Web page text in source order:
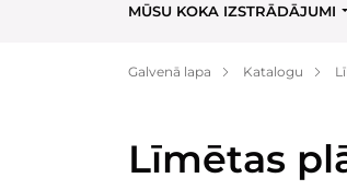
MŪSU KOKA IZSTRĀDĀJUMI
Galvenā lapa Katalogu
Līmētas